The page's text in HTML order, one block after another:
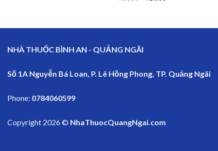
NHÀ THUỐC BÌNH AN - QUẢNG NGÃI
Số 1A Nguyễn Bá Loan, P. Lê Hồng Phong, TP. Quảng Ngãi
Phone: 0784060599
Copyright 2026 © NhaThuocQuangNgai.com